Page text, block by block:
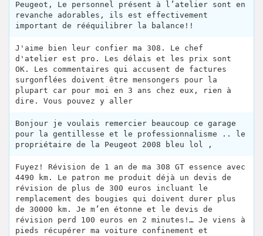
Peugeot, Le personnel présent à l’atelier sont en
revanche adorables, ils est effectivement
important de rééquilibrer la balance!!
J'aime bien leur confier ma 308. Le chef
d'atelier est pro. Les délais et les prix sont
OK. Les commentaires qui accusent de factures
surgonflées doivent être mensongers pour la
plupart car pour moi en 3 ans chez eux, rien à
dire. Vous pouvez y aller
Bonjour je voulais remercier beaucoup ce garage
pour la gentillesse et le professionnalisme .. le
propriétaire de la Peugeot 2008 bleu lol ,
Fuyez! Révision de 1 an de ma 308 GT essence avec
4490 km. Le patron me produit déjà un devis de
révision de plus de 300 euros incluant le
remplacement des bougies qui doivent durer plus
de 30000 km. Je m’en étonne et le devis de
révision perd 100 euros en 2 minutes!… Je viens à
pieds récupérer ma voiture confinement et